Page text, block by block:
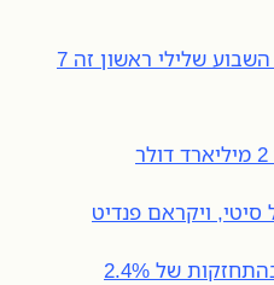
למרות העליות החדות היום, בורסות אירופה השלימו השבוע שלילי ראשון זה 7
ויקראם פנדיט
של 2.4%